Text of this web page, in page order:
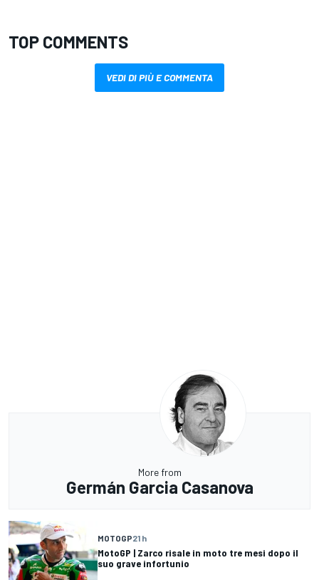
TOP COMMENTS
VEDI DI PIÙ E COMMENTA
More from
Germán Garcia Casanova
MOTOGP21 h
MotoGP | Zarco risale in moto tre mesi dopo il
suo grave infortunio